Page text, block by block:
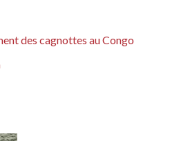
des cagnottes au Congo